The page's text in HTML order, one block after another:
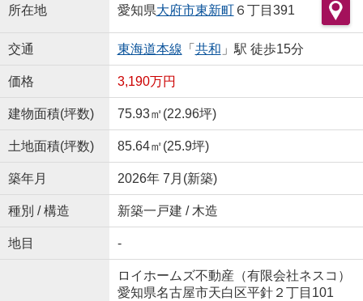
所在地 愛知県大府市東新町６丁目391
交通 東海道本線 「 共和 」駅 徒歩15分
価格 3,190万円
建物面積(坪数) 75.93㎡(22.96坪)
土地面積(坪数) 85.64㎡(25.9坪)
築年月 2026年 7月(新築)
種別 / 構造 新築一戸建 / 木造
地目 -
ロイホームズ不動産（有限会社ネスコ）
愛知県名古屋市天白区平針２丁目101